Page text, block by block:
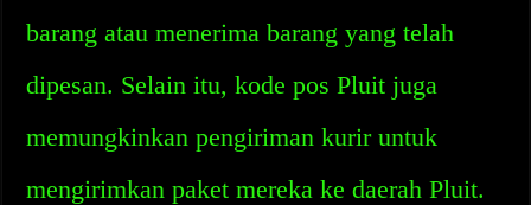
barang atau menerima barang yang telah
dipesan. Selain itu, kode pos Pluit juga
memungkinkan pengiriman kurir untuk
mengirimkan paket mereka ke daerah Pluit.